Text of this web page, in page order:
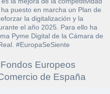
puesto en marcha un Plan de
la digitalización y la
el año 2025. Para ello ha
Pyme Digital de la Cámara de
#EuropaSeSiente